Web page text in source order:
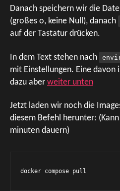
Danach speichern wir die
(großes o, keine Null), danach
auf der Tastatur drücken.
In dem Text stehen nach
mit Einstellungen. Eine davon
dazu aber weiter unten
Jetzt laden wir noch die
diesem Befehl herunter:
minuten dauern)
docker compose pull